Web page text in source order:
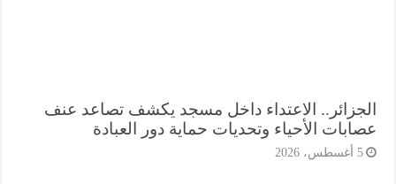
الاعتداء داخل مسجد يكشف تصاعد عنف
الأحياء وتحديات حماية دور العبادة